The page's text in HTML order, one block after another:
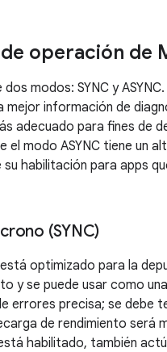
operación de
modos: SYNC y
mejor información de
adecuado para fines de
el modo ASYNC tiene un
habilitación para apps
(SYNC)
optimizado para la
y se puede usar como
errores precisa; se debe
de rendimiento será
habilitado, también